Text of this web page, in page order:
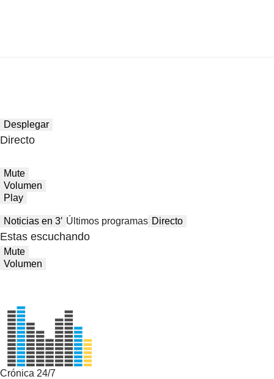
Desplegar
Directo
Mute
Volumen
Play
Noticias en 3′ Últimos programas Directo
Estas escuchando
Mute
Volumen
Crónica 24/7